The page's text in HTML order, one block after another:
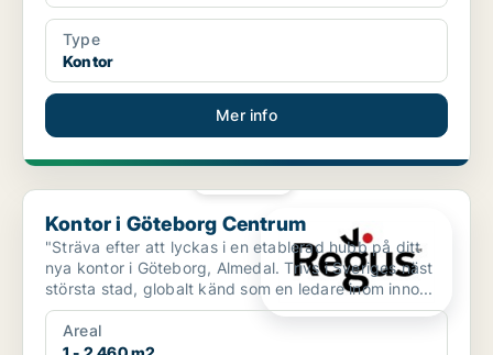
Type
Kontor
Mer info
Kontor i Göteborg Centrum
Kontor i Göteborg Centrum
"Sträva efter att lyckas i en etablerad hubb på ditt
nya kontor i Göteborg, Almedal. Trivs i Sveriges näst
största stad, globalt känd som en ledare inom inno...
Areal